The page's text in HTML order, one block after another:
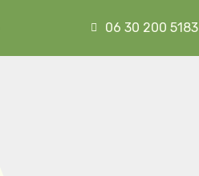
06 30 200 5183